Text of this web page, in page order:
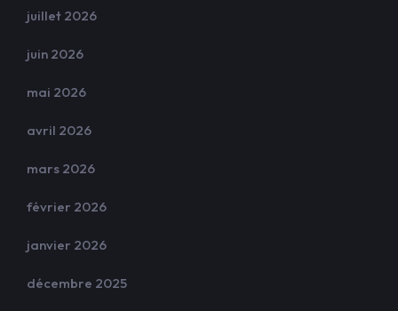
juillet 2026
juin 2026
mai 2026
avril 2026
mars 2026
février 2026
janvier 2026
décembre 2025